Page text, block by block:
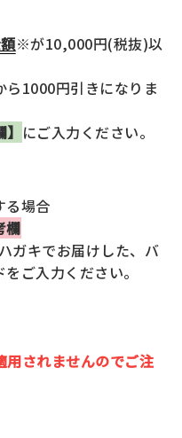
・キャンセルについて
※が10,000円(税抜)以
ら1000円引きになりま
にご入力ください。
る場合
欄
ガキでお届けした、バ
ご入力ください。
されませんのでご注